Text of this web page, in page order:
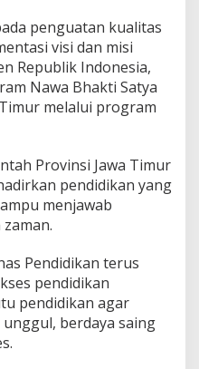
penguatan kualitas
visi dan misi
Republik Indonesia,
Nawa Bhakti Satya
melalui program
Provinsi Jawa Timur
pendidikan yang
menjawab
Pendidikan terus
pendidikan
pendidikan agar
berdaya saing